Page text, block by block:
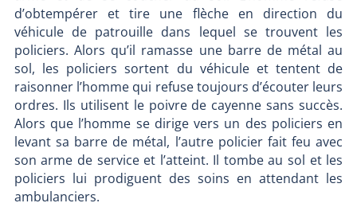
d’obtempérer et tire une flèche en direction du
véhicule de patrouille dans lequel se trouvent les
policiers. Alors qu’il ramasse une barre de métal au
sol, les policiers sortent du véhicule et tentent de
raisonner l’homme qui refuse toujours d’écouter leurs
ordres. Ils utilisent le poivre de cayenne sans succès.
Alors que l’homme se dirige vers un des policiers en
levant sa barre de métal, l’autre policier fait feu avec
son arme de service et l’atteint. Il tombe au sol et les
policiers lui prodiguent des soins en attendant les
ambulanciers.